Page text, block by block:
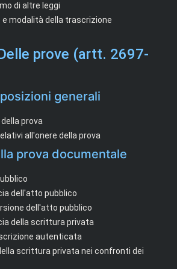
di altre leggi
e modalità della trascrizione
prove (artt. 2697-
generali
prova
all'onere della prova
prova documentale
dell'atto pubblico
dell'atto pubblico
della scrittura privata
autenticata
scrittura privata nei confronti dei